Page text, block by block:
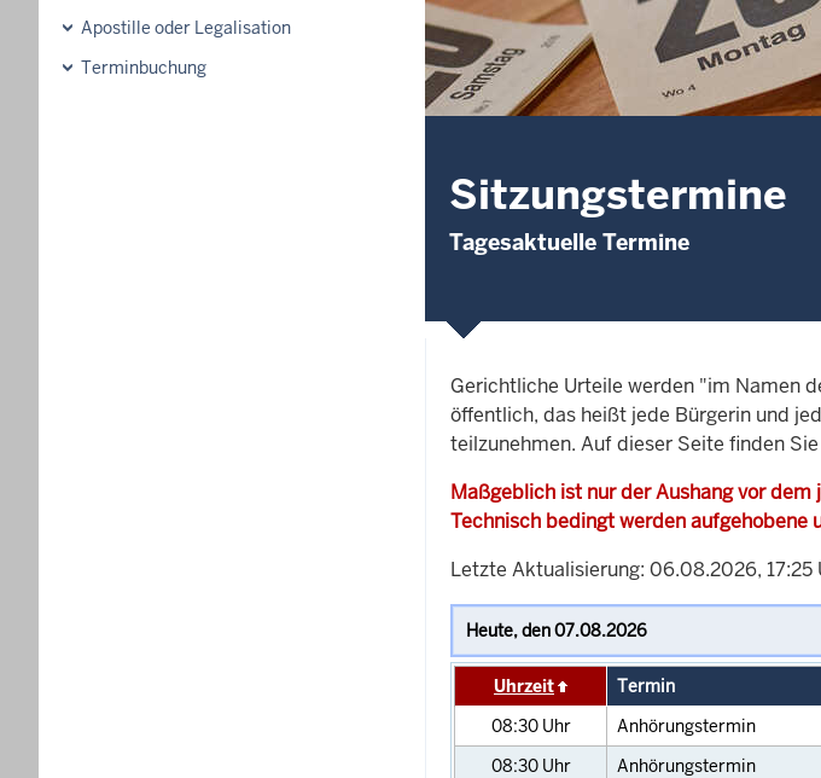
Apostille oder Legalisation
Terminbuchung
Sitzungstermine
Tagesaktuelle Termine
Gerichtliche Urteile werden "im Namen
öffentlich, das heißt jede Bürgerin und
teilzunehmen. Auf dieser Seite finden
Maßgeblich ist nur der Aushang vor dem
Technisch bedingt werden aufgehobene
Letzte Aktualisierung: 06.08.2026, 17:25
Uhrzeit Termin
08:30 Uhr Anhörungstermin
08:30 Uhr Anhörungstermin